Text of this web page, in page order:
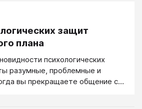
защит
плана
психологических
разумные, проблемные и
вы прекращаете общение с